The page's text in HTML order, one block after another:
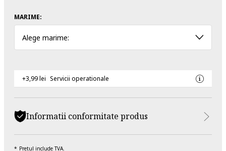
MARIME:
Alege marime:
+3,99 lei Servicii operationale
Informatii conformitate produs
Pretul include TVA.